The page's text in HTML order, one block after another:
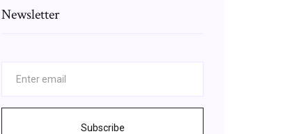
Newsletter
Subscribe